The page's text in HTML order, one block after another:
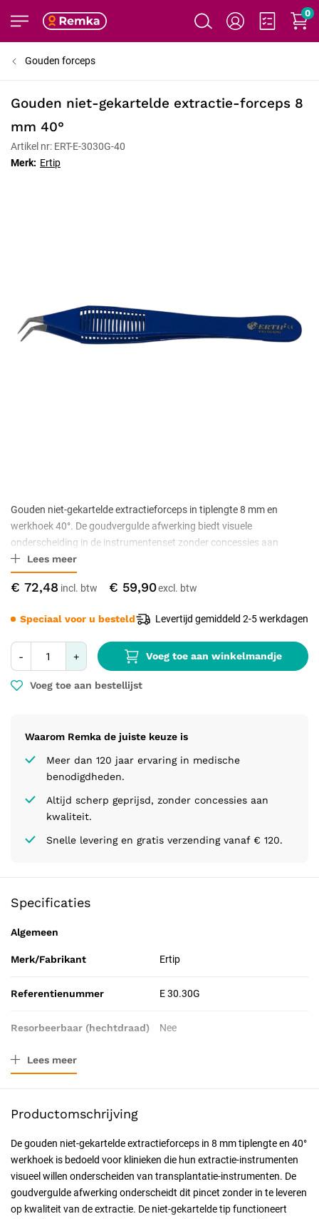
0
Gouden forceps
Gouden niet-gekartelde extractie-forceps 8
mm 40°
Artikel nr: ERT-E-3030G-40
Merk: Ertip
€ 72,48 € 59,90
- + Voeg toe aan winkelmandje
Voeg toe aan bestellijst
Waarom Remka de juiste keuze is
Meer dan 120 jaar ervaring in medische
benodigdheden.
Altijd scherp geprijsd, zonder concessies aan
kwaliteit.
Snelle levering en gratis verzending vanaf € 120.
Speciaal voor u besteld Levertijd gemiddeld 2-5 werkdagen
Gouden niet-gekartelde extractieforceps in tiplengte 8 mm en
werkhoek 40°. De goudvergulde afwerking biedt visuele
onderscheiding in de instrumentenset zonder concessies aan
kwaliteit; functioneel identiek aan de standaard staaluitvoering.
Vervaardigd uit antimagnetisch roestvrij staal met niet-stick
tipdesign. Autoclaveerbaar tot 134 °C en CE Klasse IIa
Lees meer
Specificaties
Algemeen
Merk/Fabrikant Ertip
Referentienummer E 30.30G
Resorbeerbaar (hechtdraad) Nee
Tip-lengte
Certificering CE-gecertificeerd, CE Klasse IIa
Soort hoek 40°
Lees meer
Productomschrijving
De gouden niet-gekartelde extractieforceps in 8 mm tiplengte en 40°
werkhoek is bedoeld voor klinieken die hun extractie-instrumenten
visueel willen onderscheiden van transplantatie-instrumenten. De
goudvergulde afwerking onderscheidt dit pincet zonder in te leveren
op kwaliteit van de extractie. De niet-gekartelde tip functioneert